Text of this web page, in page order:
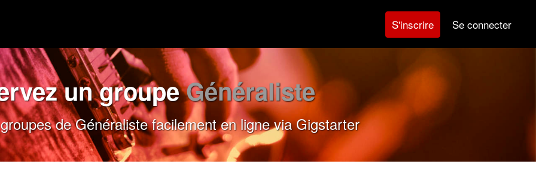
S'inscrire Se connecter
un groupeGénéraliste
de Généraliste facilement en ligne via Gigstarter